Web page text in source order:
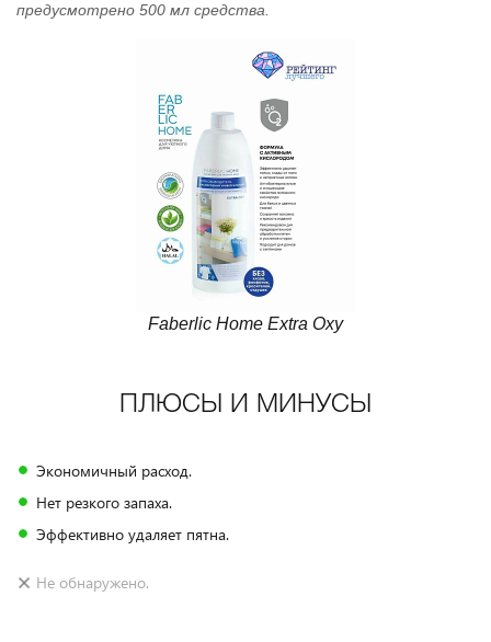
предусмотрено 500 мл средства.
Faberlic Home Extra Oxy
ПЛЮСЫ И МИНУСЫ
Экономичный расход.
Нет резкого запаха.
Эффективно удаляет пятна.
Не обнаружено.